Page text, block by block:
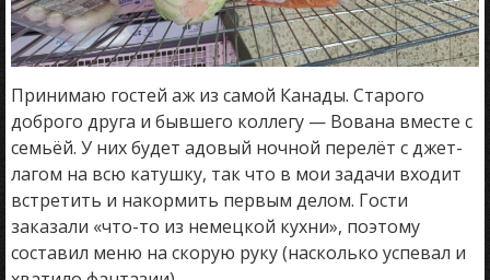
Принимаю гостей аж из самой Канады. Старого
доброго друга и бывшего коллегу — Вована вместе с
семьёй. У них будет адовый ночной перелёт с джет-
лагом на всю катушку, так что в мои задачи входит
встретить и накормить первым делом. Гости
заказали «что-то из немецкой кухни», поэтому
составил меню на скорую руку (насколько успевал и